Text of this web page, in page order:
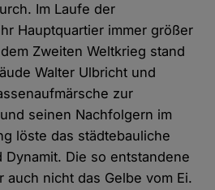
Im Laufe der
Hauptquartier immer größer
Zweiten Weltkrieg stand
Walter Ulbricht und
zur
seinen Nachfolgern im
löste das städtebauliche
Dynamit. Die so entstandene
auch nicht das Gelbe vom Ei.